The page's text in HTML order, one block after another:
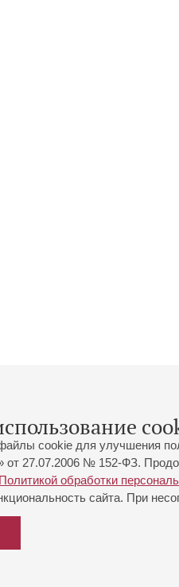
cookie для улучшения
от 27.07.2006 № 152-ФЗ.
Политикой обработки
сайта. При